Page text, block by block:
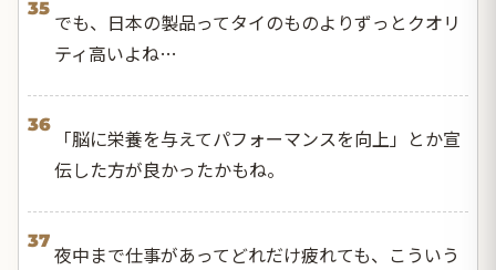
35
でも、日本の製品ってタイのものよりずっとクオリ
ティ高いよね…
36
「脳に栄養を与えてパフォーマンスを向上」とか宣
伝した方が良かったかもね。
37
夜中まで仕事があってどれだけ疲れても、こういう